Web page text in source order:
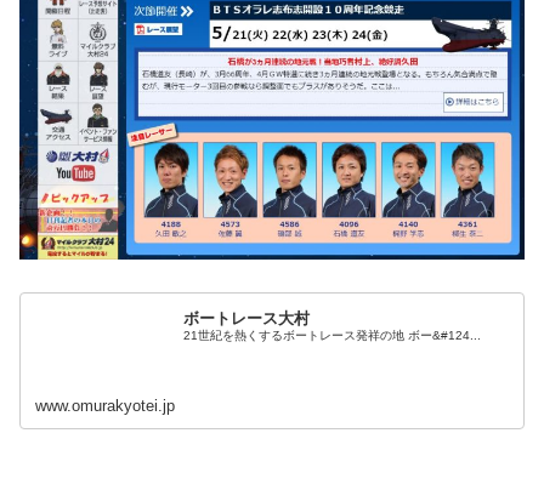
ボートレース大村
21世紀を熱くするボートレース発祥の地 ボー&#124...
www.omurakyotei.jp